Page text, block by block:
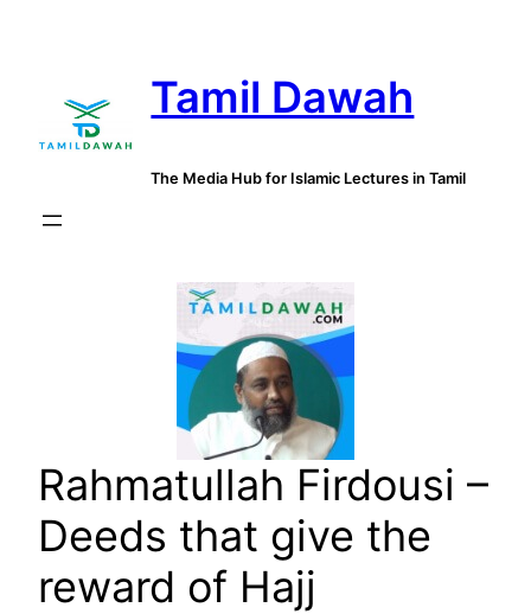
Tamil Dawah
The Media Hub for Islamic Lectures in Tamil
Rahmatullah Firdousi –
Deeds that give the
reward of Hajj